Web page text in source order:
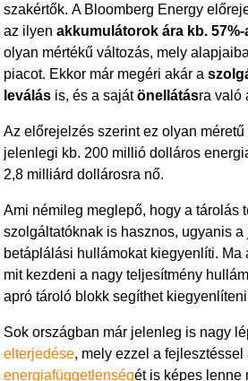
szakértők. A Bloomberg Energy
az ilyenakkumulátorok ára kb.
olyan mértékű változás, mely
piacot. Ekkor már megéri akár a
leválás is, és a sajátönellátásra való
Az előrejelzés szerint ez olyan
jelenlegi kb. 200 millió dolláros
2,8 milliárd dollárosra nő.
Ami némileg meglepő, hogy a tárolás
szolgáltatóknak is hasznos, ugyanis
betáplálási hullámokat kiegyenlíti. Ma
mit kezdeni a nagy teljesítmény
apró tároló blokk segíthet
Sok országban már jelenleg is nagy
elterjedése, mely ezzel a
energiafüggetlenségét is képes lenne